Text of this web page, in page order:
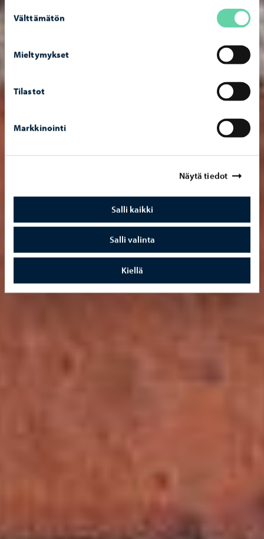
Suostumuksen
valinta
Välttämätön
Mieltymykset
Tilastot
Markkinointi
Näytä tiedot
Salli kaikki
Salli valinta
Kiellä